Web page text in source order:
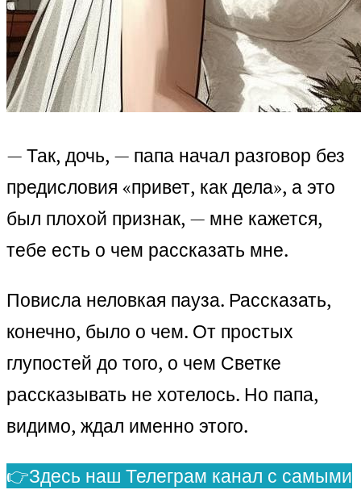
— Так, дочь, — папа начал разговор без
предисловия «привет, как дела», а это
был плохой признак, — мне кажется,
тебе есть о чем рассказать мне.
Повисла неловкая пауза. Рассказать,
конечно, было о чем. От простых
глупостей до того, о чем Светке
рассказывать не хотелось. Но папа,
видимо, ждал именно этого.
👉Здесь наш Телеграм канал с самыми